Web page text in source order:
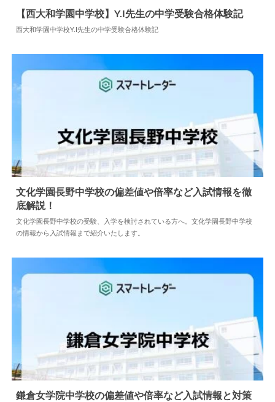
【西大和学園中学校】Y.I先生の中学受験合格体験記
西大和学園中学校Y.I先生の中学受験合格体験記
中学情報 2026.08.04
文化学園長野中学校の偏差値や倍率など入試情報を徹
底解説！
文化学園長野中学校の受験、入学を検討されている方へ。文化学園長野中学校
の情報から入試情報まで紹介いたします。
鎌倉女学院中学校の偏差値や倍率など入試情報と対策